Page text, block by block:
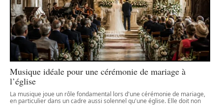
Musique idéale pour une cérémonie de mariage à
l’église
La musique joue un rôle fondamental lors d'une cérémonie de mariage,
en particulier dans un cadre aussi solennel qu'une église. Elle doit non